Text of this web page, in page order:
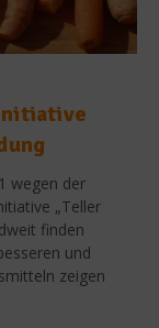
wegen der
„Teller
finden
und
zeigen